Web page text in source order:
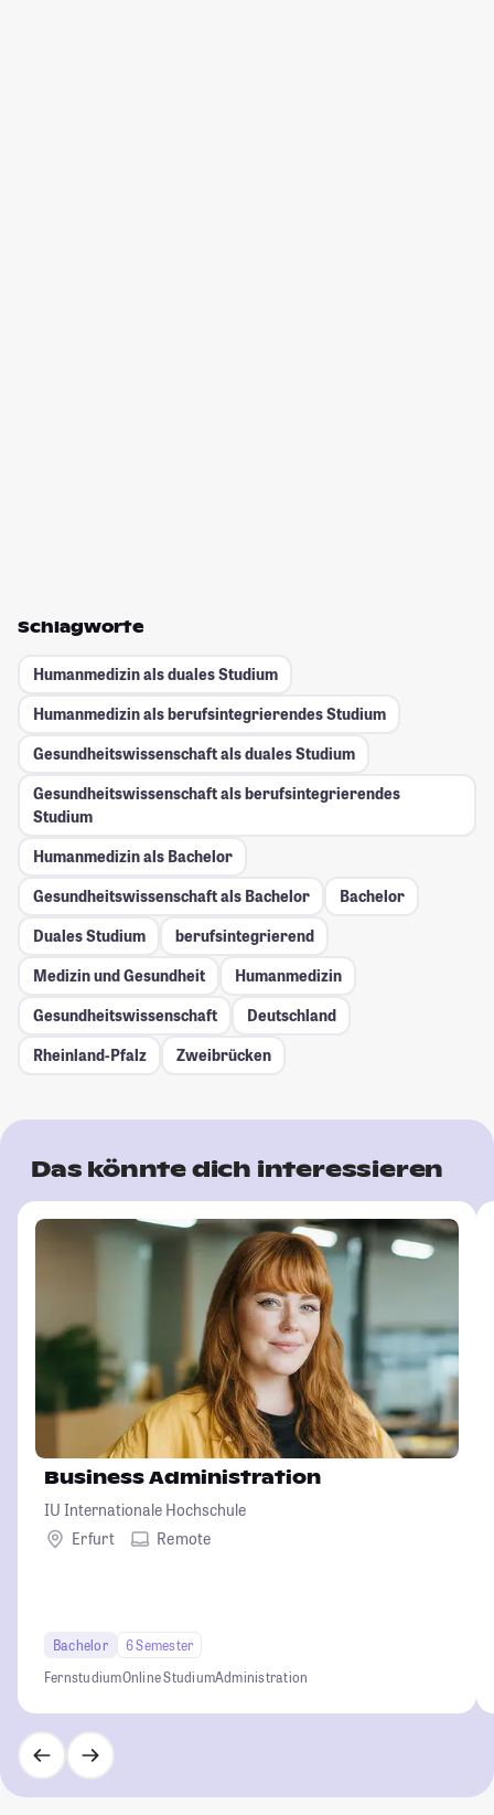
Schlagworte
Humanmedizin als duales Studium
Humanmedizin als berufsintegrierendes Studium
Gesundheitswissenschaft als duales Studium
Gesundheitswissenschaft als berufsintegrierendes
Studium
Humanmedizin als Bachelor
Gesundheitswissenschaft als Bachelor
Bachelor
Duales Studium
berufsintegrierend
Medizin und Gesundheit
Humanmedizin
Gesundheitswissenschaft
Deutschland
Rheinland-Pfalz
Zweibrücken
Das könnte dich interessieren
Business Administration
IU Internationale Hochschule
Erfurt
Remote
Bachelor
6 Semester
FernstudiumOnline StudiumAdministration